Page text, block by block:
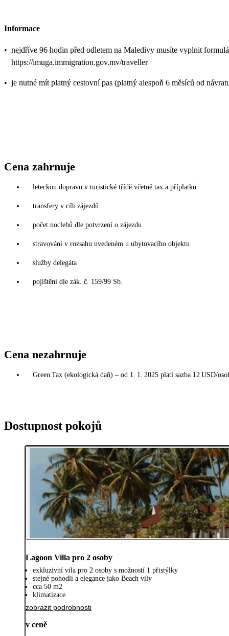
Informace
• nejdříve 96 hodin před odletem na Maledivy musíte vyplnit
https://imuga.immigration.gov.mv/traveller
• je nutné mít platný cestovní pas (platný alespoň 6 měsíců od
Cena zahrnuje
leteckou dopravu v turistické třídě včetně tax a příplatků
transfery v cíli zájezdů
počet noclehů dle potvrzení o zájezdu
stravování v rozsahu uvedeném u ubytovacího objektu
služby delegáta
pojištění dle zák. č. 159/99 Sb.
Cena nezahrnuje
Green Tax (ekologická daň) – od 1. 1. 2025 platí sazba 12 USD/
Dostupnost pokojů
Lagoon Villa pro 2 osoby
exkluzivní vila pro 2 osoby s možností 1 přistýlky
stejné pohodlí a elegance jako Beach vily
cca 50 m2
klimatizace
zobrazit podrobnosti
v ceně